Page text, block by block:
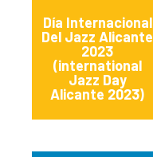
Día Internacional
Del Jazz Alicante
2023
(international
Jazz Day
Alicante 2023)